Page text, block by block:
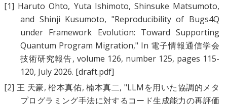
[1] Haruto Ohto, Yuta Ishimoto, Shinsuke Matsumoto,
and Shinji Kusumoto, "Reproducibility of Bugs4Q
under Framework Evolution: Toward Supporting
Quantum Program Migration," In 電子情報通信学会
技術研究報告, volume 126, number 125, pages 115-
120, July 2026. [draft.pdf]
[2] 王 天豪,柗本真佑,楠本真二, "LLMを用いた協調的メタ
プログラミング手法に対するコード生成能力の再評価